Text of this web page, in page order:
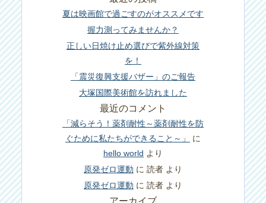
事
夏は映画館で過ごすのがオススメです
握力測ってみませんか？
正しい日焼け止め選びで紫外線対策
を！
「震災復興支援バザー」のご報告
大塚国際美術館を訪れました
最近のコメント
「減らそう！薬剤耐性～薬剤耐性を防
ぐために私たちができること～」
に
hello world より
原発ゼロ運動 に 読者 より
原発ゼロ運動 に 読者 より
アーカイブ